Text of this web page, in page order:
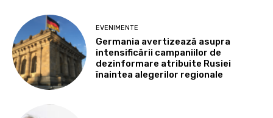
EVENIMENTE
Germania avertizează asupra
intensificării campaniilor de
dezinformare atribuite Rusiei
înaintea alegerilor regionale